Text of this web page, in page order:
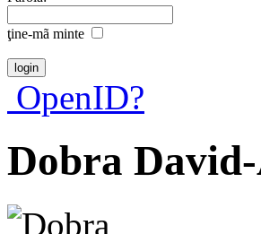
ţine-mã minte
OpenID?
Dobra